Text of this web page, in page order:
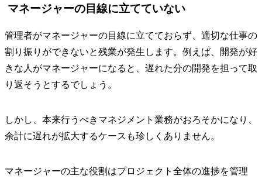
マネージャーの目線に立てていない
管理者がマネージャーの目線に立てておらず、適切な仕事の
割り振りができないと残業が発生します。例えば、開発が好
きな人がマネージャーになると、遅れた分の開発を担って取
り返そうとするでしょう。
しかし、本来行うべきマネジメント業務がおろそかになり、
余計に遅れが拡大するケースも珍しくありません。
マネージャーの主な役割はプロジェクト全体の進捗を管理